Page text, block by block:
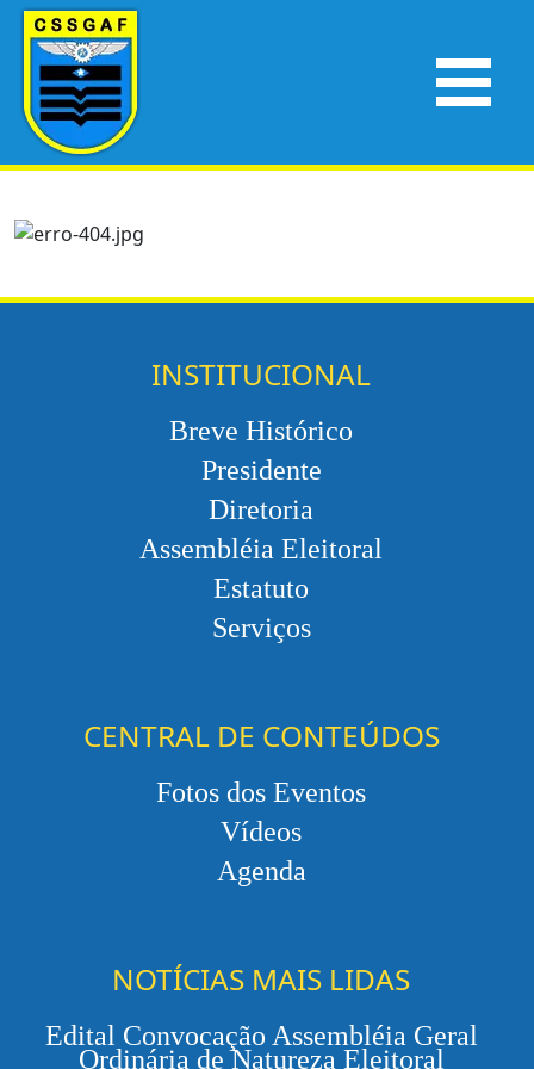
INSTITUCIONAL
Breve Histórico
Presidente
Diretoria
Assembléia Eleitoral
Estatuto
Serviços
CENTRAL DE CONTEÚDOS
Fotos dos Eventos
Vídeos
Agenda
NOTÍCIAS MAIS LIDAS
Edital Convocação Assembléia Geral
Ordinária de Natureza Eleitoral